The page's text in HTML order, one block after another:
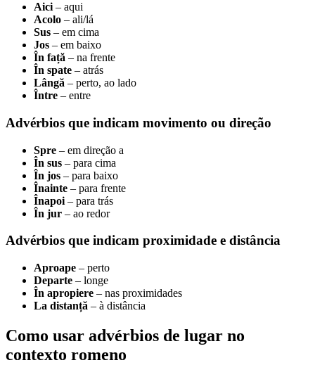
Aici – aqui
Acolo – ali/lá
Sus – em cima
Jos – em baixo
În față – na frente
În spate – atrás
Lângă – perto, ao lado
Între – entre
Advérbios que indicam movimento ou direção
Spre – em direção a
În sus – para cima
În jos – para baixo
Înainte – para frente
Înapoi – para trás
În jur – ao redor
Advérbios que indicam proximidade e distância
Aproape – perto
Departe – longe
În apropiere – nas proximidades
La distanță – à distância
Como usar advérbios de lugar no
contexto romeno